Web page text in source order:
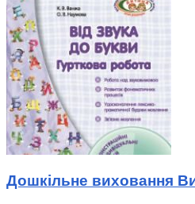
Дошкільне виховання